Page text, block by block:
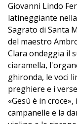
tamburello e
Arianna Rumiz:
Pietro Albano:
Giovanni Lindo
latineggiante
Sagrato di Santa
del maestro
Clara ondeggia il
ciaramella,
ghironda, le voci
preghiere e i
«Gesù è in
campanelle e la